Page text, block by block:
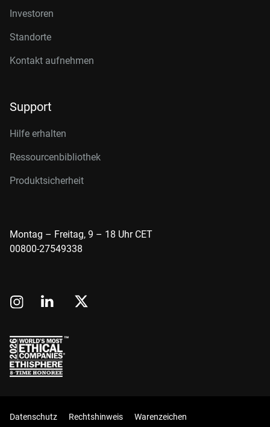
Investoren
Standorte
Kontakt aufnehmen
Support
Hilfe erhalten
Ressourcenbibliothek
Produktsicherheit
Montag – Freitag, 9 – 18 Uhr CET
00800-27549338
Datenschutz Rechtshinweis Warenzeichen